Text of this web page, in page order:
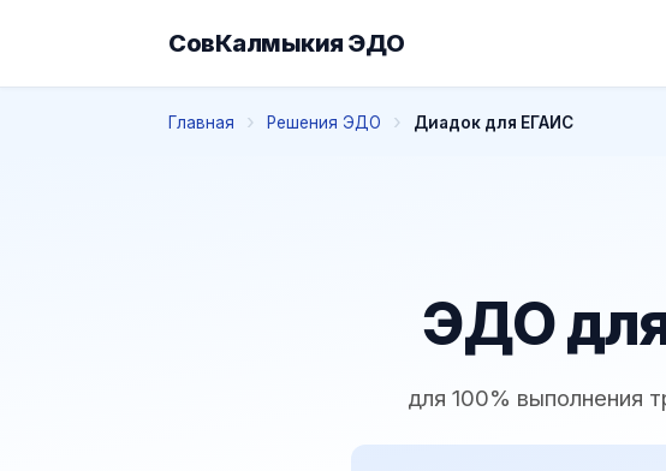
СовКалмыкия ЭДО
Главная Решения ЭДО Диадок для ЕГАИС
ЭДО
для 100% выполнения